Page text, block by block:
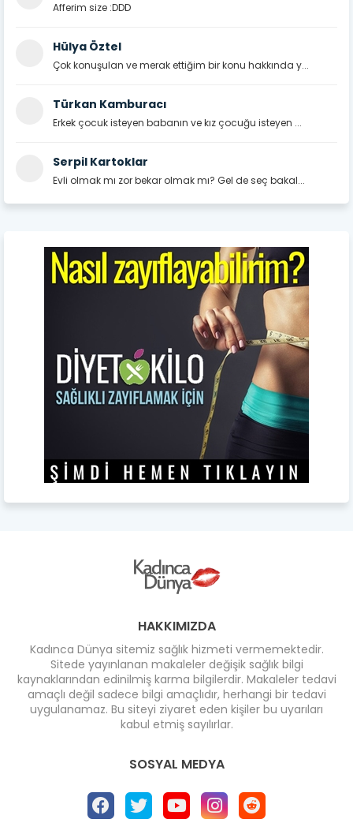
Afferim size :DDD
Hülya Öztel
Çok konuşulan ve merak ettiğim bir konu hakkında y...
Türkan Kamburacı
Erkek çocuk isteyen babanın ve kız çocuğu isteyen ...
Serpil Kartoklar
Evli olmak mı zor bekar olmak mı? Gel de seç bakal...
HAKKIMIZDA
Kadınca Dünya sitemiz sağlık hizmeti vermemektedir.
Sitede yayınlanan makaleler değişik sağlık bilgi
kaynaklarından edinilmiş karma bilgilerdir. Makaleler tedavi
amaçlı değil sadece bilgi amaçlıdır, herhangi bir tedavi
uygulanamaz. Bu siteyi ziyaret eden kişiler bu uyarıları
kabul etmiş sayılırlar.
SOSYAL MEDYA